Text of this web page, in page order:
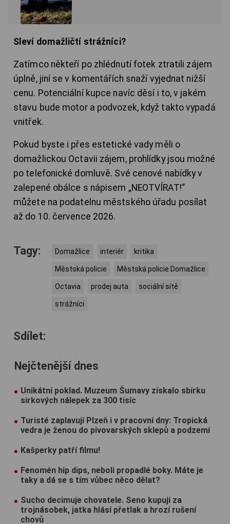
Sleví domažličtí strážníci?
Zatímco někteří po zhlédnutí fotek ztratili zájem
úplně, jiní se v komentářích snaží vyjednat nižší
cenu. Potenciální kupce navíc děsí i to, v jakém
stavu bude motor a podvozek, když takto vypadá
vnitřek.
Pokud byste i přes estetické vady měli o
domažlickou Octavii zájem, prohlídky jsou možné
po telefonické domluvě. Své cenové nabídky v
zalepené obálce s nápisem „NEOTVÍRAT!“
můžete na podatelnu městského úřadu posílat
až do 10. července 2026.
Tagy: Domažlice interiér kritika
Městská policie Městská policie Domažlice
Octavia prodej auta sociální sítě
strážníci
Sdílet:
Nejčtenější dnes
Unikátní poklad. Muzeum Šumavy získalo sbírku
sirkových nálepek za 300 tisíc
Turisté zaplavují Plzeň i v pracovní dny: Tropická
vedra je ženou do pivovarských sklepů a podzemí
Kašperky patří filmu!
Fenomén hip dips, neboli propadlé boky. Máte je
taky a dá se s tím vůbec něco dělat?
Sucho decimuje chovatele. Seno kupují za
trojnásobek, jatka hlásí přetlak a hrozí rušení
chovů